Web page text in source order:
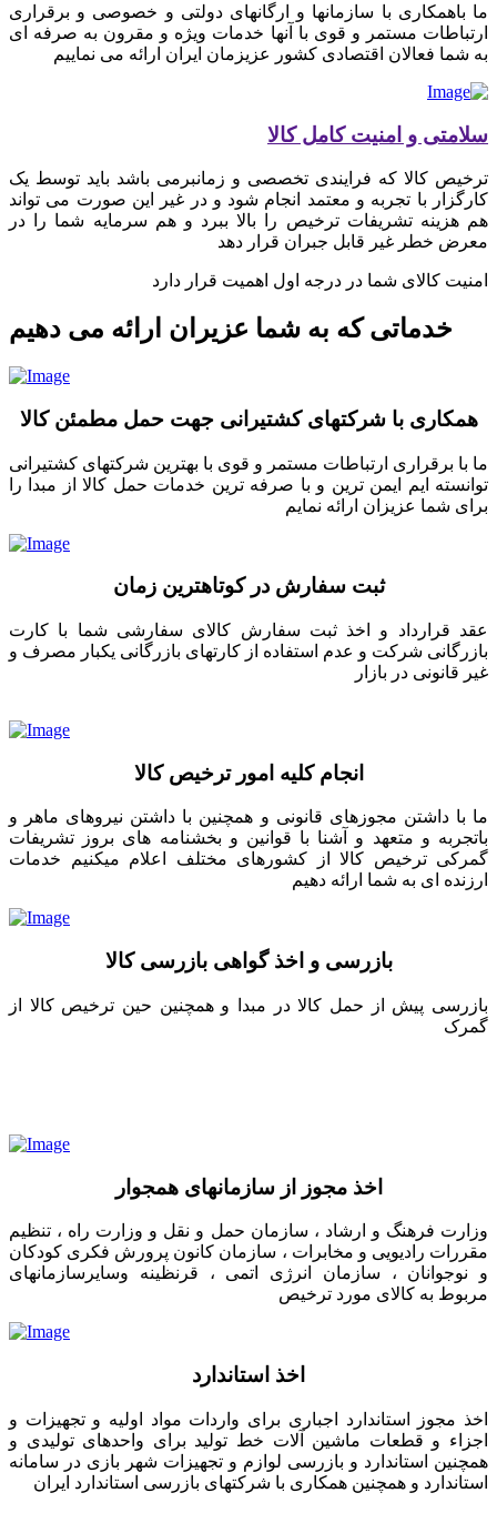
ما باهمکاری با سازمانها و ارگانهای دولتی و خصوصی و برقراری
ارتباطات مستمر و قوی با آنها خدمات ویژه و مقرون به صرفه ای
به شما فعالان اقتصادی کشور عزیزمان ایران ارائه می نماییم
سلامتی و امنیت کامل کالا
ترخیص کالا که فرایندی تخصصی و زمانبرمی باشد باید توسط یک
کارگزار با تجربه و معتمد انجام شود و در غیر این صورت می تواند
هم هزینه تشریفات ترخیص را بالا ببرد و هم سرمایه شما را در
معرض خطر غیر قابل جبران قرار دهد
امنیت کالای شما در درجه اول اهمیت قرار دارد
خدماتی که به شما عزیران ارائه می دهیم
همکاری با شرکتهای کشتیرانی جهت حمل مطمئن کالا
ما با برقراری ارتباطات مستمر و قوی با بهترین شرکتهای کشتیرانی
توانسته ایم ایمن ترین و با صرفه ترین خدمات حمل کالا از مبدا را
برای شما عزیزان ارائه نمایم
ثبت سفارش در کوتاهترین زمان
عقد قرارداد و اخذ ثبت سفارش کالای سفارشی شما با کارت
بازرگانی شرکت و عدم استفاده از کارتهای بازرگانی یکبار مصرف و
غیر قانونی در بازار
انجام کلیه امور ترخیص کالا
ما با داشتن مجوزهای قانونی و همچنین با داشتن نیروهای ماهر و
باتجربه و متعهد و آشنا با قوانین و بخشنامه های بروز تشریفات
گمرکی ترخیص کالا از کشورهای مختلف اعلام میکنیم خدمات
ارزنده ای به شما ارائه دهیم
بازرسی و اخذ گواهی بازرسی کالا
بازرسی پیش از حمل کالا در مبدا و همچنین حین ترخیص کالا از
گمرک
اخذ مجوز از سازمانهای همجوار
وزارت فرهنگ و ارشاد ، سازمان حمل و نقل و وزارت راه ، تنظیم
مقررات رادیویی و مخابرات ، سازمان کانون پرورش فکری کودکان
و نوجوانان ، سازمان انرژی اتمی ، قرنظینه وسایرسازمانهای
مربوط به کالای مورد ترخیص
اخذ استاندارد
اخذ مجوز استاندارد اجباری برای واردات مواد اولیه و تجهیزات و
اجزاء و قطعات ماشین آلات خط تولید برای واحدهای تولیدی و
همچنین استاندارد و بازرسی لوازم و تجهیزات شهر بازی در سامانه
استاندارد و همچنین همکاری با شرکتهای بازرسی استاندارد ایران